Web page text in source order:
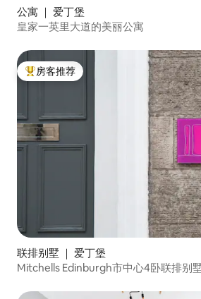
公寓 ｜ 爱丁堡
皇家一英里大道的美丽公寓
热门「房客推荐」
房客推荐
联排别墅 ｜ 爱丁堡
Mitchells Edinburgh市中心4卧联排别